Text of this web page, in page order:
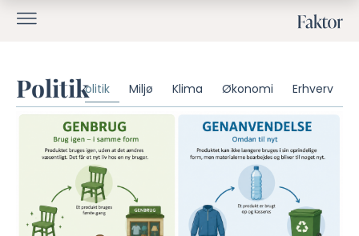
PolitikPolitik Miljø Klima Økonomi Erhverv